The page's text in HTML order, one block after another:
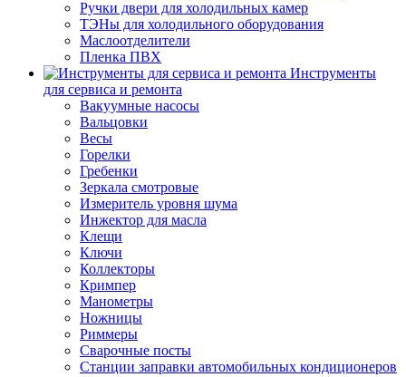
Ручки двери для холодильных камер
ТЭНы для холодильного оборудования
Маслоотделители
Пленка ПВХ
Инструменты
для сервиса и ремонта
Вакуумные насосы
Вальцовки
Весы
Горелки
Гребенки
Зеркала смотровые
Измеритель уровня шума
Инжектор для масла
Клещи
Ключи
Коллекторы
Кримпер
Манометры
Ножницы
Риммеры
Сварочные посты
Станции заправки автомобильных кондиционеров